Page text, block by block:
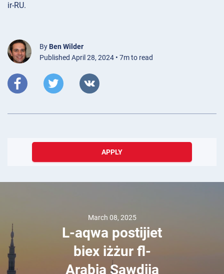
ir-RU.
By Ben Wilder
Published April 28, 2024 • 7m to read
APPLY
March 08, 2025
L-aqwa postijiet
biex iżżur fl-
Arabja Sawdija